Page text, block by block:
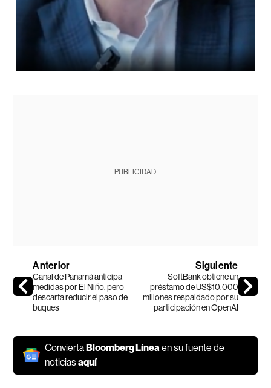
PUBLICIDAD
Anterior
Canal de Panamá anticipa
medidas por El Niño, pero
descarta reducir el paso de
buques
Siguiente
SoftBank obtiene un
préstamo de US$10.000
millones respaldado por su
participación en OpenAI
ConviertaBloomberg Línea en su fuente de
noticiasaquí